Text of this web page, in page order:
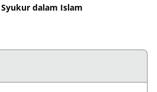
Hati Berkarat dengan